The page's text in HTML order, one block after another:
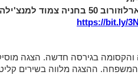
צמוד למנצ'ילה
https://bit.ly/
בגירסה חדשה. הצגה
ההצגה מלווה בשירים